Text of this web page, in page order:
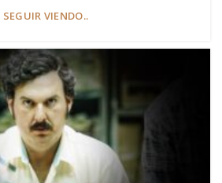
SEGUIR VIENDO..